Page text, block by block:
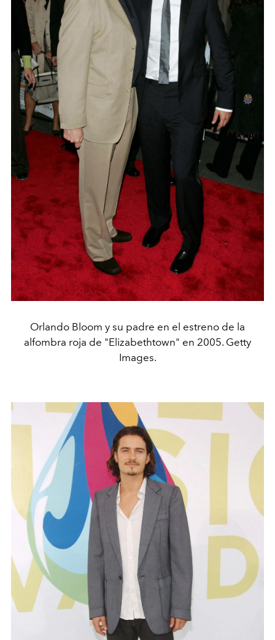
Orlando Bloom y su padre en el estreno de la
alfombra roja de "Elizabethtown" en 2005. Getty
Images.